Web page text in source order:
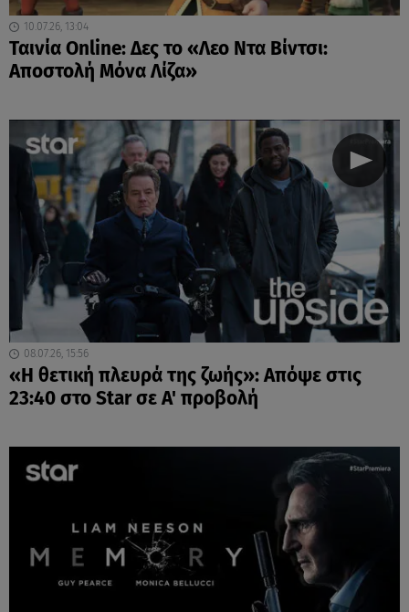
10.07.26, 13:04
Ταινία Online: Δες το «Λεο Ντα Βίντσι:
Αποστολή Μόνα Λίζα»
08.07.26, 15:56
«Η θετική πλευρά της ζωής»: Απόψε στις
23:40 στο Star σε Α' προβολή